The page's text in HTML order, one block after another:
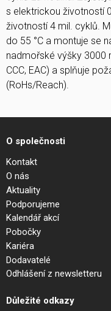
s elektrickou životností
životností 4 mil. cyklů.
do 55 °C a montuje se
nadmořské výšky 3000
CCC, EAC) a splňuje
(RoHs/Reach).
O společnosti
Kontakt
O nás
Aktuality
Podporujeme
Kalendář akcí
Pobočky
Kariéra
Dodavatelé
Odhlášení z newsletteru
Důležité odkazy